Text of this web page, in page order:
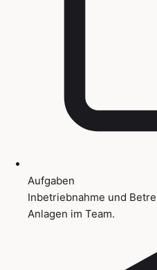
Aufgaben
Inbetriebnahme und
Anlagen im Team.